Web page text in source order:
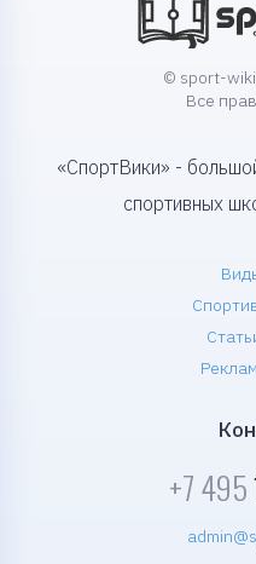
© sport-
Все
«СпортВики» -
спортивных
+7 495